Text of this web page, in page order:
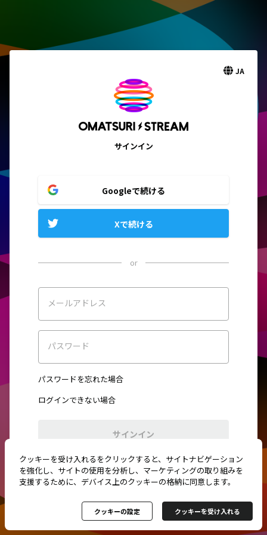
JA
サインイン
Googleで続ける
Xで続ける
or
メールアドレス
パスワード
パスワードを忘れた場合
ログインできない場合
サインイン
初めてご利用ですか？新規登録
クッキーを受け入れるをクリックすると、サイトナビゲーション
を強化し、サイトの使用を分析し、マーケティングの取り組みを
支援するために、デバイス上のクッキーの格納に同意します。
クッキーの設定 クッキーを受け入れる